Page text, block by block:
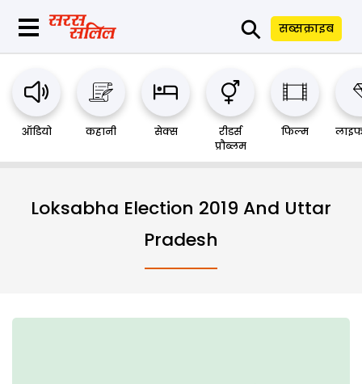
⚲ सब्सक्राइब
ऑडियो कहानी सेक्स
रीडर्स
प्रौब्लम
फिल्म
Loksabha Election 2019 And Uttar
Pradesh